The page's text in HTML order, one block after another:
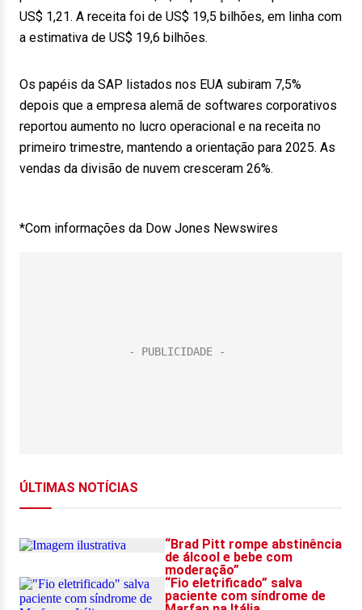
US$ 1,21. A receita foi de US$ 19,5 bilhões, em linha com
a estimativa de US$ 19,6 bilhões.
Os papéis da SAP listados nos EUA subiram 7,5%
depois que a empresa alemã de softwares corporativos
reportou aumento no lucro operacional e na receita no
primeiro trimestre, mantendo a orientação para 2025. As
vendas da divisão de nuvem cresceram 26%.
*Com informações da Dow Jones Newswires